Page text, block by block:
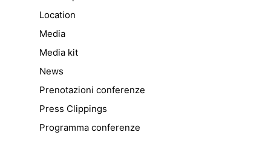
Location
Media
Media kit
News
Prenotazioni conferenze
Press Clippings
Programma conferenze